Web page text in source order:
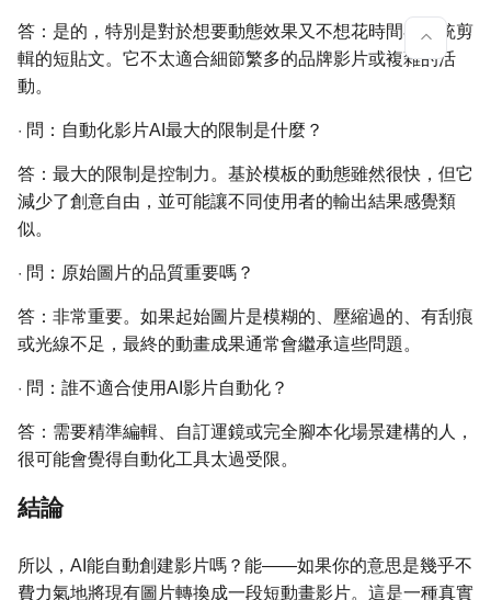
答：是的，特別是對於想要動態效果又不想花時間在傳統剪
輯的短貼文。它不太適合細節繁多的品牌影片或複雜的活
動。
· 問：自動化影片AI最大的限制是什麼？
答：最大的限制是控制力。基於模板的動態雖然很快，但它
減少了創意自由，並可能讓不同使用者的輸出結果感覺類
似。
· 問：原始圖片的品質重要嗎？
答：非常重要。如果起始圖片是模糊的、壓縮過的、有刮痕
或光線不足，最終的動畫成果通常會繼承這些問題。
· 問：誰不適合使用AI影片自動化？
答：需要精準編輯、自訂運鏡或完全腳本化場景建構的人，
很可能會覺得自動化工具太過受限。
結論
所以，AI能自動創建影片嗎？能——如果你的意思是幾乎不
費力氣地將現有圖片轉換成一段短動畫影片。這是一種真實